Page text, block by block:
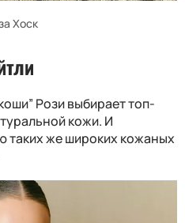
Хоск
Рози выбирает топ-
кожи. И
таких же широких кожаных